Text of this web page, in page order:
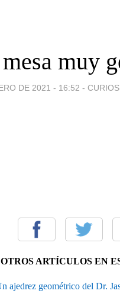
mesa muy
DE 2021 - 16:52 -
OTROS ARTÍCULOS EN
ajedrez geométrico del Dr.